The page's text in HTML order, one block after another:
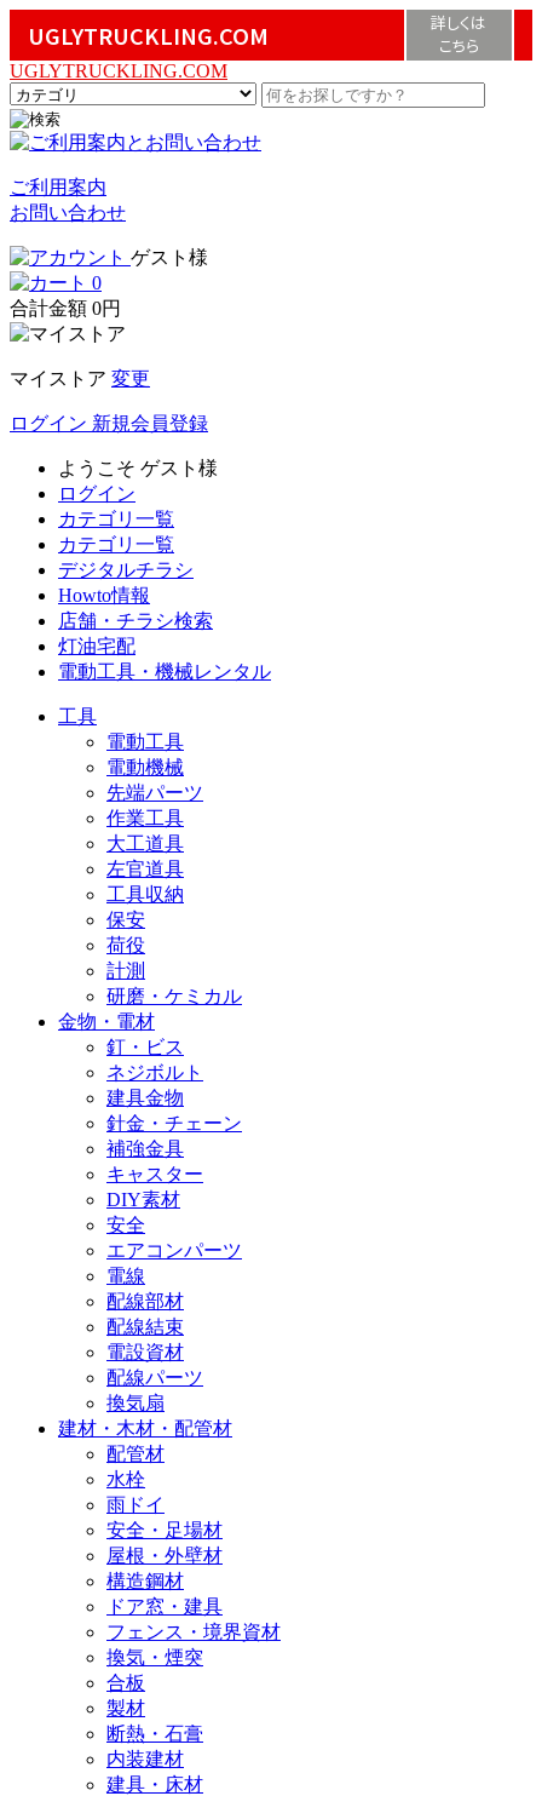
UGLYTRUCKLING.COM
詳しくは
こちら
UGLYTRUCKLING.COM
ご利用案内
お問い合わせ
ゲスト様
0
合計金額 0円
マイストア 変更
ログイン 新規会員登録
ようこそ ゲスト様
ログイン
カテゴリ一覧
カテゴリ一覧
デジタルチラシ
Howto情報
店舗・チラシ検索
灯油宅配
電動工具・機械レンタル
工具
電動工具
電動機械
先端パーツ
作業工具
大工道具
左官道具
工具収納
保安
荷役
計測
研磨・ケミカル
金物・電材
釘・ビス
ネジボルト
建具金物
針金・チェーン
補強金具
キャスター
DIY素材
安全
エアコンパーツ
電線
配線部材
配線結束
電設資材
配線パーツ
換気扇
建材・木材・配管材
配管材
水栓
雨ドイ
安全・足場材
屋根・外壁材
構造鋼材
ドア窓・建具
フェンス・境界資材
換気・煙突
合板
製材
断熱・石膏
内装建材
建具・床材